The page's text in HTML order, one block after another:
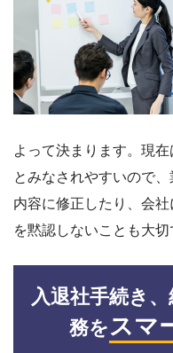
よって決まります。現
とみなされやすいので
内容に修正したり、会
を黙認しないことも大切
入退社手続き
務をスマ